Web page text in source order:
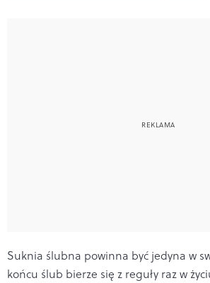
Suknia ślubna powinna być jedyna w
końcu ślub bierze się z reguły raz w